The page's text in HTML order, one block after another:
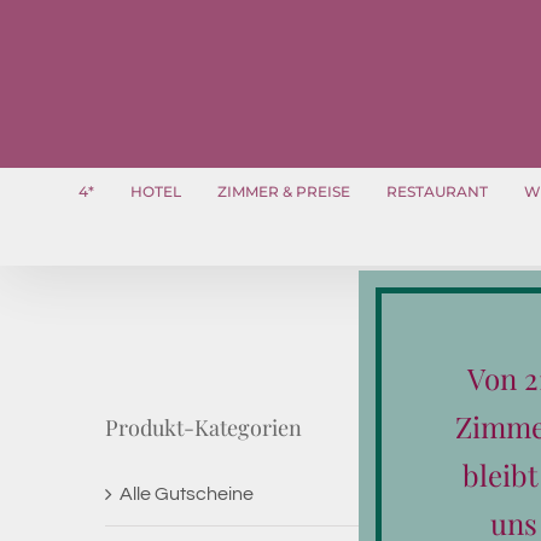
4* HOTEL ZIMMER & PREISE RESTAURANT
Produkt-Kategorien
Alle Gutscheine
Von
bleibt